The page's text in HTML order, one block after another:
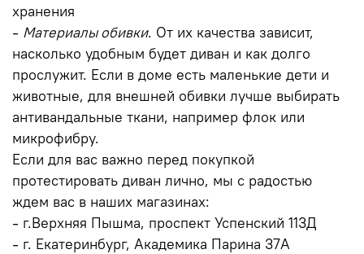
хранения
⁃ Материалы обивки. От их качества зависит,
насколько удобным будет диван и как долго
прослужит. Если в доме есть маленькие дети и
животные, для внешней обивки лучше выбирать
антивандальные ткани, например флок или
микрофибру.
Если для вас важно перед покупкой
протестировать диван лично, мы с радостью
ждем вас в наших магазинах:
⁃ г.Верхняя Пышма, проспект Успенский 113Д
⁃ г. Екатеринбург, Академика Парина 37А